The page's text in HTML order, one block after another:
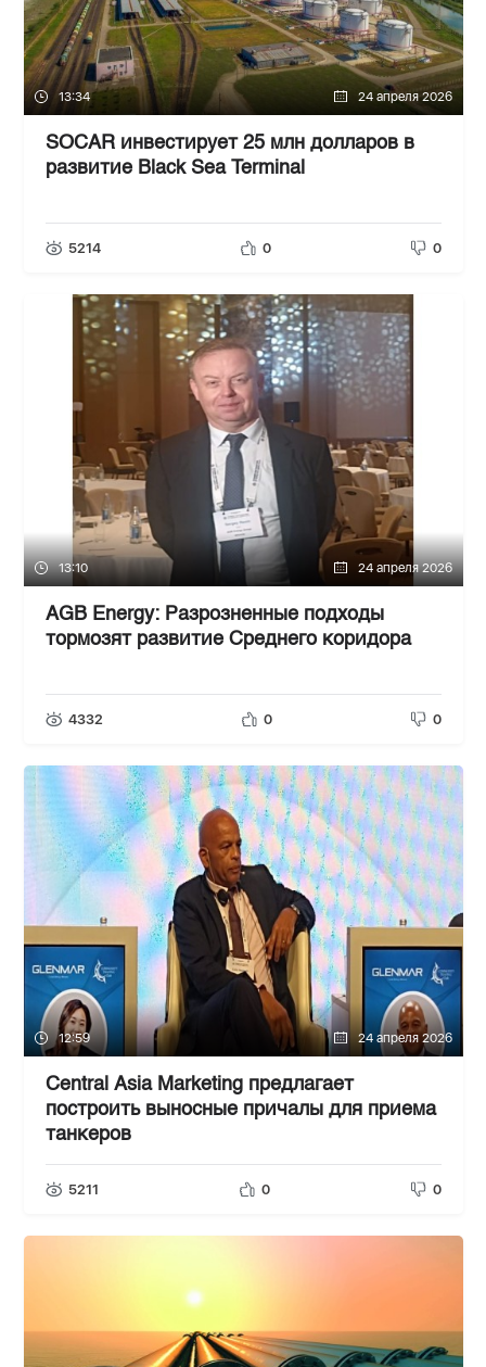
13:34 24 апреля 2026
SOCAR инвестирует 25 млн долларов в
развитие Black Sea Terminal
5214 0 0
13:10 24 апреля 2026
AGB Energy: Разрозненные подходы
тормозят развитие Среднего коридора
4332 0 0
12:59 24 апреля 2026
Central Asia Marketing предлагает
построить выносные причалы для приема
танкеров
5211 0 0